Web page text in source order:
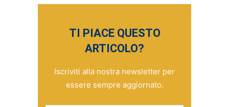
TI PIACE QUESTO
ARTICOLO?
Iscriviti alla nostra newsletter per
essere sempre aggiornato.